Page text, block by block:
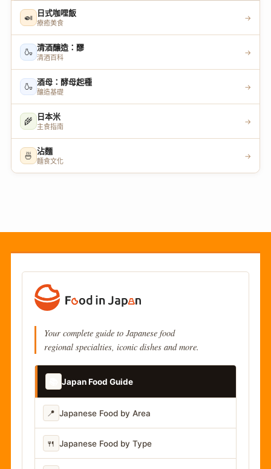
🍛 日式咖哩飯
療癒美食
→
🍶 清酒釀造：醪
清酒百科
→
🍶 酒母：酵母起種
釀造基礎
→
🌾 日本米
主食指南
→
🍜 沾麵
麵食文化
→
Your complete guide to Japanese food
regional specialties, iconic dishes and more.
Japan Food Guide
📍 Japanese Food by Area
🍴 Japanese Food by Type